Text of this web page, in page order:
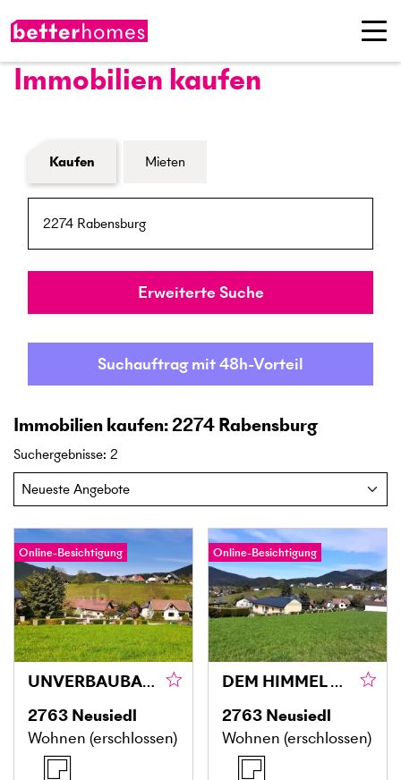
Immobilien kaufen
Formular Immobiliensuche
Kaufen Mieten
PLZ / Ort
Umkreis
Erweiterte Suche
Suchauftrag mit 48h-Vorteil
Immobilien kaufen: 2274 Rabensburg
Suchergebnisse: 2
Online-Besichtigung
UNVERBAUBARER WEITBLICK - ERHÖHTE RUHELAGE - 924 M2
2763 Neusiedl
Wohnen (erschlossen)
Online-Besichtigung
DEM HIMMEL SO NAH - ERHÖHTE RUHELAGE - 1092 M2
2763 Neusiedl
Wohnen (erschlossen)